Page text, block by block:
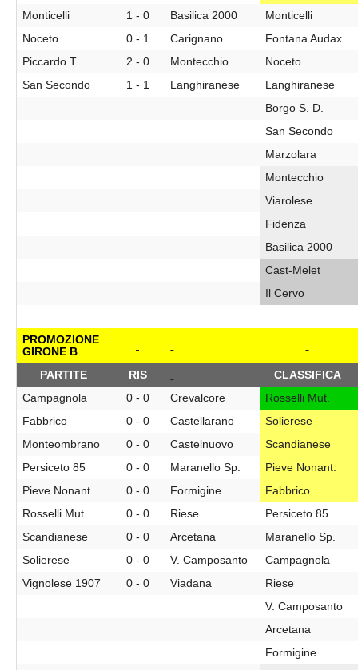
Monticelli
1 - 0 Basilica 2000
Monticelli
Noceto
0 - 1 Carignano
Fontana Audax
Piccardo T.
2 - 0 Montecchio
Noceto
San Secondo
1 - 1 Langhiranese
Langhiranese
Borgo S. D.
San Secondo
Marzolara
Montecchio
Viarolese
Fidenza
Basilica 2000
Cast-Melet
Il Cervo
PROMOZIONE
GIRONE B
PARTITE
RIS
CLASSIFICA
Campagnola
0 - 0 Crevalcore
Rosselli Mut.
Fabbrico
0 - 0 Castellarano
Solierese
Monteombrano
0 - 0 Castelnuovo
Scandianese
Persiceto 85
0 - 0 Maranello Sp.
Pieve Nonant.
Pieve Nonant.
0 - 0 Formigine
Fabbrico
Rosselli Mut.
0 - 0 Riese
Persiceto 85
Scandianese
0 - 0 Arcetana
Maranello Sp.
Solierese
0 - 0 V. Camposanto
Campagnola
Vignolese 1907
0 - 0 Viadana
Riese
V. Camposanto
Arcetana
Formigine